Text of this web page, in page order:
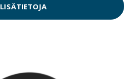
LISÄTIETOJA